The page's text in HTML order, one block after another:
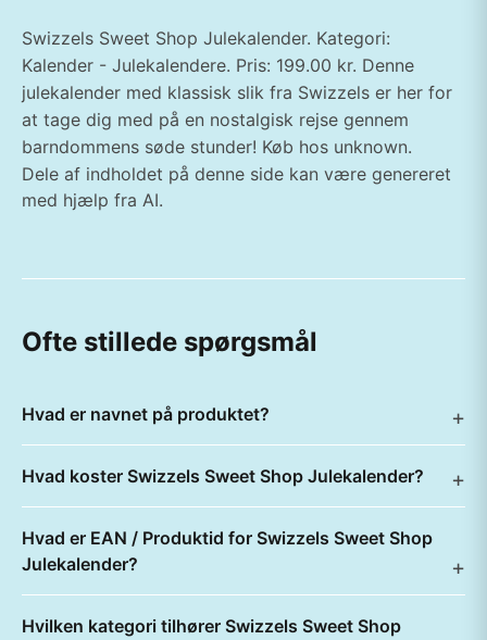
Swizzels Sweet Shop Julekalender. Kategori:
Kalender - Julekalendere. Pris: 199.00 kr. Denne
julekalender med klassisk slik fra Swizzels er her for
at tage dig med på en nostalgisk rejse gennem
barndommens søde stunder! Køb hos unknown.
Dele af indholdet på denne side kan være genereret
med hjælp fra AI.
Ofte stillede spørgsmål
Hvad er navnet på produktet?
Hvad koster Swizzels Sweet Shop Julekalender?
Hvad er EAN / Produktid for Swizzels Sweet Shop
Julekalender?
Hvilken kategori tilhører Swizzels Sweet Shop